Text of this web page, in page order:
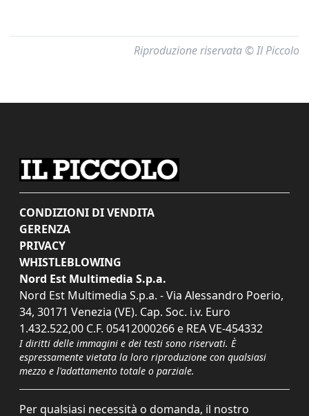
Riproduzione riservata © Il Piccolo
CONDIZIONI DI VENDITA
GERENZA
PRIVACY
WHISTLEBLOWING
Nord Est Multimedia S.p.a.
Nord Est Multimedia S.p.a. - Via Alessandro Poerio,
34, 30171 Venezia (VE). Cap. Soc. i.v. Euro
1.432.522,00 C.F. 05412000266 e REA VE-454332
I diritti delle immagini e dei testi sono riservati. È
espressamente vietata la loro riproduzione con qualsiasi
mezzo e l'adattamento totale o parziale.
Per qualsiasi necessità o domanda, il nostro